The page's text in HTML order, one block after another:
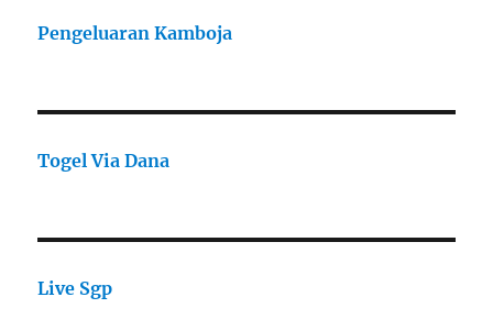
Pengeluaran Kamboja
Togel Via Dana
Live Sgp